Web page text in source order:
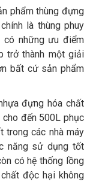
phẩm thùng đựng
là thùng phuy
có những ưu điểm
trở thành một giải
bất cứ sản phẩm
đựng hóa chất
đến 500L phục
trong các nhà máy
năng sử dụng tốt
có hệ thống lồng
độc hại không